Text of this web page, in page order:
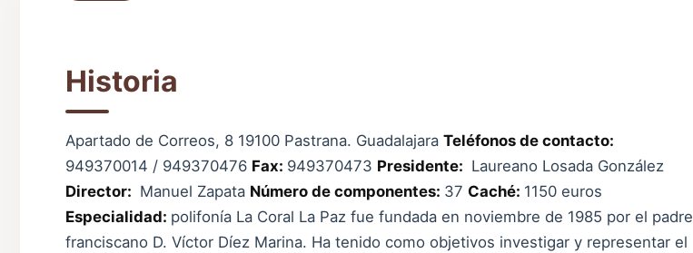
Historia
Apartado de Correos, 8 19100 Pastrana. Guadalajara Teléfonos de contacto:
949370014 / 949370476 Fax: 949370473 Presidente: Laureano Losada González
Director: Manuel Zapata Número de componentes: 37 Caché: 1150 euros
Especialidad: polifonía La Coral La Paz fue fundada en noviembre de 1985 por el padre
franciscano D. Víctor Díez Marina. Ha tenido como objetivos investigar y representar el